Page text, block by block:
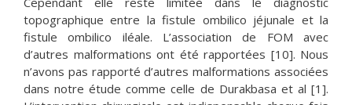
topographique entre la fistule ombilico jéjunale et la
fistule ombilico iléale. L’association de FOM avec
d’autres malformations ont été rapportées [10]. Nous
n’avons pas rapporté d’autres malformations associées
dans notre étude comme celle de Durakbasa et al [1].